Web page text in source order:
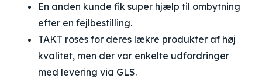
En anden kunde fik super hjælp til ombytning
efter en fejlbestilling.
TAKT roses for deres lækre produkter af høj
kvalitet, men der var enkelte udfordringer
med levering via GLS.